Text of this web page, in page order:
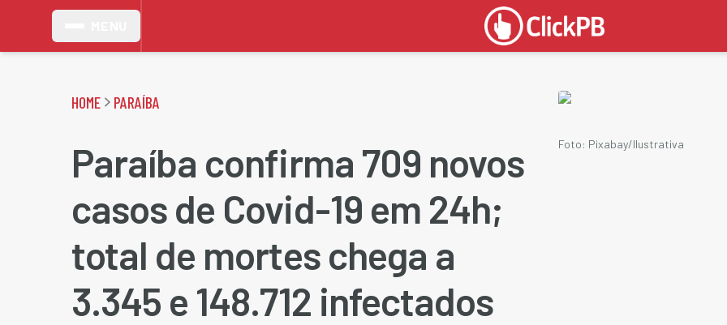
HOME PARAÍBA
Paraíba confirma 709 novos
casos de Covid-19 em 24h;
total de mortes chega a
3.345 e 148.712 infectados
Foto: Pixabay/Ilustrativa